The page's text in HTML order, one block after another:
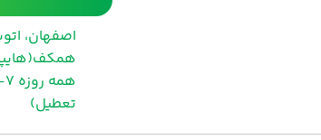
اصفهان،
تعطیل)